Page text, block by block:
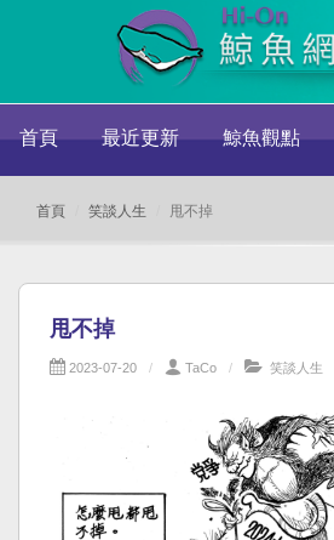
首頁 最近更新 鯨魚觀點
首頁 笑談人生 甩不掉
甩不掉
2023-07-20 TaCo 笑談人生